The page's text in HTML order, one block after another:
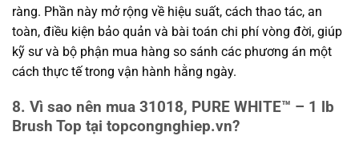
ràng. Phần này mở rộng về hiệu suất, cách thao tác, an
toàn, điều kiện bảo quản và bài toán chi phí vòng đời, giúp
kỹ sư và bộ phận mua hàng so sánh các phương án một
cách thực tế trong vận hành hằng ngày.
8. Vì sao nên mua 31018, PURE WHITE™ – 1 lb
Brush Top tại topcongnghiep.vn?